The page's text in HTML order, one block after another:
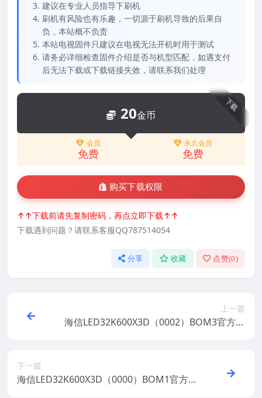
建议在专业人员指导下刷机
刷机有风险也有乐趣，一切源于刷机导致的后果自
负，本站概不负责
本站电视固件只建议在电视无法开机时用于测试
请务必详细检查固件介绍是否与机型匹配，如遇支付
后无法下载或下载链接失效，请联系我们处理
下载
20金币
会员
免费
永久会员
免费
购买下载权限
↑↑下载前请先复制密码，再点立即下载↑↑
下载遇到问题？请联系客服QQ787514054
分享 收藏 点赞(0)
上一篇
海信LED32K600X3D（0002）BOM3官方原
下一篇
海信LED32K600X3D（0000）BOM1官方原